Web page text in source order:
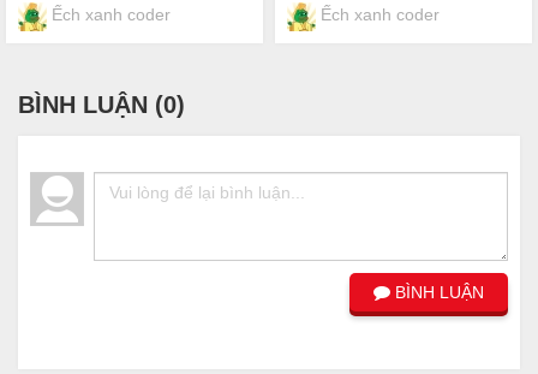
Ếch xanh coder Ếch xanh coder
BÌNH LUẬN (0)
BÌNH LUẬN